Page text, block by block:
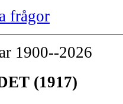
frågor
1900--2026
(1917)